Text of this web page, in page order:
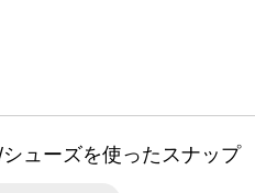
ューズを使ったスナップ